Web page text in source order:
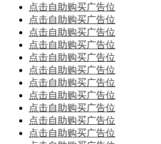
点击自助购买广告位
点击自助购买广告位
点击自助购买广告位
点击自助购买广告位
点击自助购买广告位
点击自助购买广告位
点击自助购买广告位
点击自助购买广告位
点击自助购买广告位
点击自助购买广告位
点击自助购买广告位